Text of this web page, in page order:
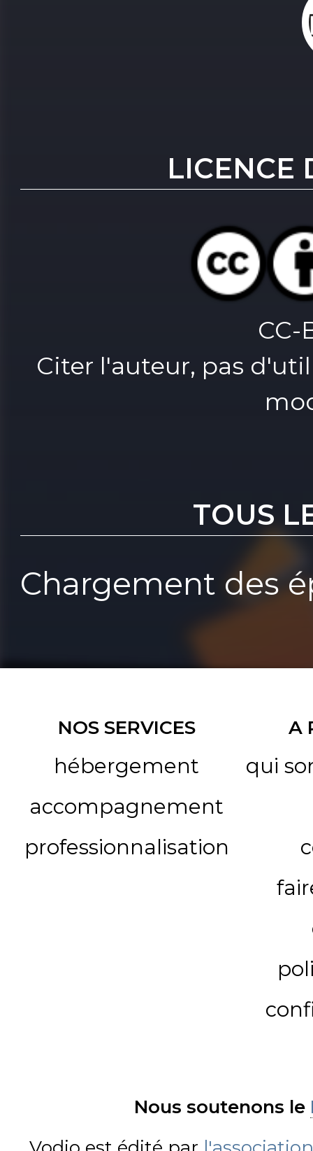
LICENCE
CC-
Citer l'auteur, pas
TOUS
Chargement des
NOS SERVICES
hébergement
accompagnement
professionnalisation
A
qui